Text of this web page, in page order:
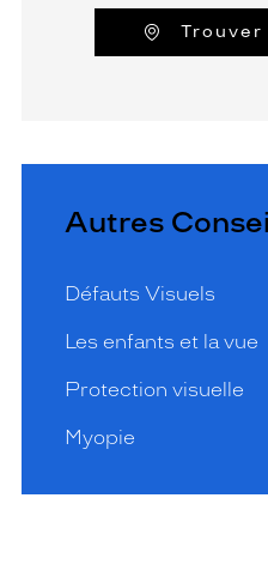
Trouver
Autres
Défauts Visuels
Les enfants et la vue
Protection visuelle
Myopie